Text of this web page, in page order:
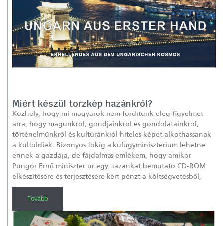
Miért készül torzkép hazánkról?
Közhely, hogy mi magyarok nem fordítunk elég figyelmet
arra, hogy magunkról, gondjainkról és gondolatainkról,
történelmünkről és kultúránkról hiteles képet alkothassanak
a külföldiek. Bizonyos fokig a külügyminisztérium lehetne
ennek a gazdája, de fájdalmas emlékem, hogy amikor
Pungor Ernő miniszter úr egy hazánkat bemutató CD-ROM
elkészítésére és terjesztésére kért pénzt a költségvetésből,
Tovább